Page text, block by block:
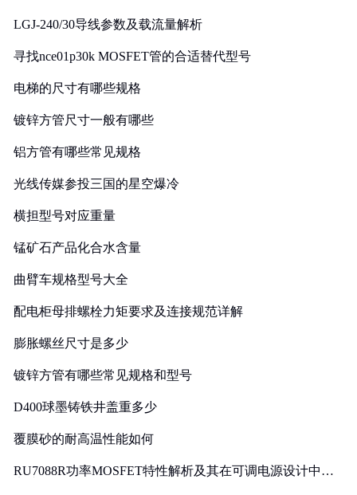
LGJ-240/30导线参数及载流量解析
寻找nce01p30k MOSFET管的合适替代型号
电梯的尺寸有哪些规格
镀锌方管尺寸一般有哪些
铝方管有哪些常见规格
光线传媒参投三国的星空爆冷
横担型号对应重量
锰矿石产品化合水含量
曲臂车规格型号大全
配电柜母排螺栓力矩要求及连接规范详解
膨胀螺丝尺寸是多少
镀锌方管有哪些常见规格和型号
D400球墨铸铁井盖重多少
覆膜砂的耐高温性能如何
RU7088R功率MOSFET特性解析及其在可调电源设计中的